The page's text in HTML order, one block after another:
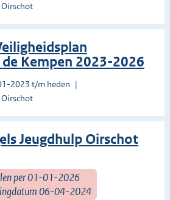
de Kempen 2023-2026
2023 t/m heden
Jeugdhulp Oirschot
per 01-01-2026
06-04-2024